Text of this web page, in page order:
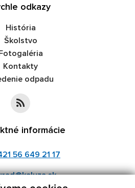
odkazy
História
Školstvo
Fotogaléria
Kontakty
odpadu
informácie
56 649 21 17